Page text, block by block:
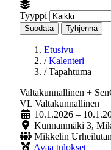
Tyyppi
Suodata Tyhjennä
Etusivu
/ Kalenteri
/ Tapahtuma
Valtakunnallinen +
VL Valtakunnallinen
10.1.2026 –
Kunnanmäki 3,
Mikkelin
Avaa tulokset